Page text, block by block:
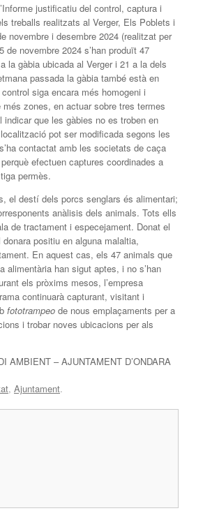
justificatiu del control, captura i
treballs realitzats al Verger, Els Poblets i
novembre i desembre 2024 (realitzat per
de novembre 2024 s’han produït 47
la gàbia ubicada al Verger i 21 a la dels
passada la gàbia també està en
siga encara més homogeni i
zones, en actuar sobre tres termes
que les gàbies no es troben en
pot ser modificada segons les
contactat amb les societats de caça
efectuen captures coordinades a
permès.
el destí dels porcs senglars és alimentari;
anàlisis dels animals. Tots ells
de tractament i especejament. Donat el
positiu en alguna malaltia,
En aquest cas, els 47 animals que
alimentària han sigut aptes, i no s’han
els pròxims mesos, l’empresa
continuarà capturant, visitant i
fototrampeo de nous emplaçaments per a
i trobar noves ubicacions per als
AMBIENT – AJUNTAMENT D’ONDARA
, Ajuntament.